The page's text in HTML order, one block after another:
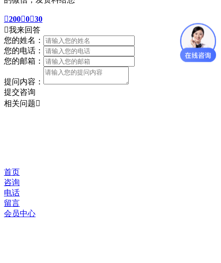
200030
我来回答
您的姓名：
您的电话：
您的邮箱：
提问内容：
提交咨询
相关问题
首页
咨询
电话
留言
会员中心